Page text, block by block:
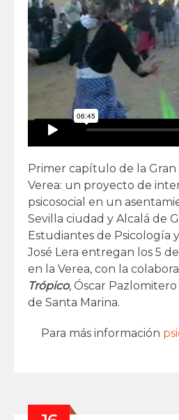
Primer capítulo de la
Verea: un proyecto de
psicosocial en un
Sevilla ciudad y Alcalá de
Estudiantes de Psicología
José Lera entregan los 5
en la Verea, con la
Trópico, Óscar
de Santa Marina.
Para más información